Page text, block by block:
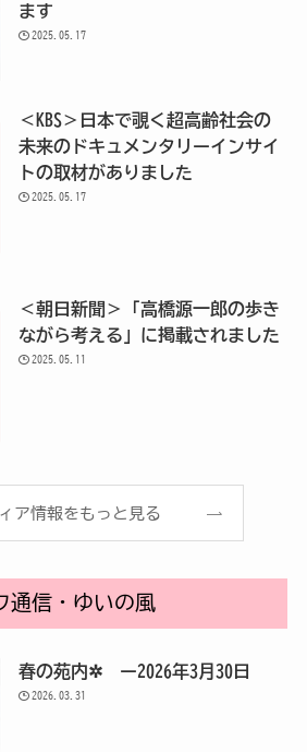
ます
2025.05.17
＜KBS＞日本で覗く超高齢社会の
未来のドキュメンタリーインサイ
トの取材がありました
2025.05.17
＜朝日新聞＞「高橋源一郎の歩き
ながら考える」に掲載されました
2025.05.11
ア情報をもっと見る
通信・ゆいの風
春の苑内✲ ー2026年3月30日
2026.03.31